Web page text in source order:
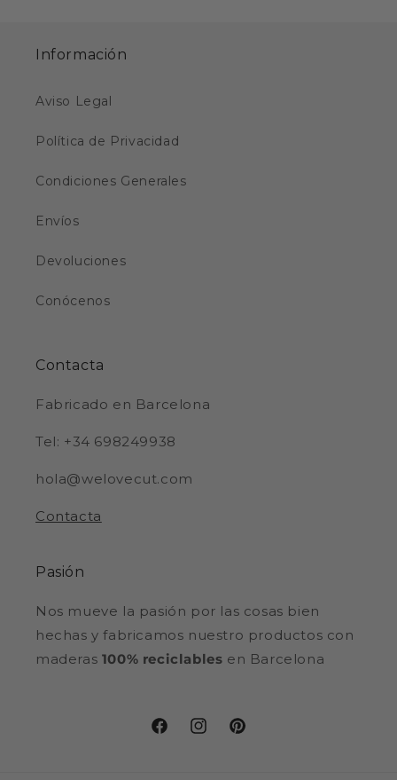
Información
Aviso Legal
Política de Privacidad
Condiciones Generales
Envíos
Devoluciones
Conócenos
Contacta
Fabricado en Barcelona
Tel: +34 698249938
hola@welovecut.com
Contacta
Pasión
Nos mueve la pasión por las cosas bien
hechas y fabricamos nuestro productos con
maderas 100% reciclables en Barcelona
FacebookInstagramPinterest